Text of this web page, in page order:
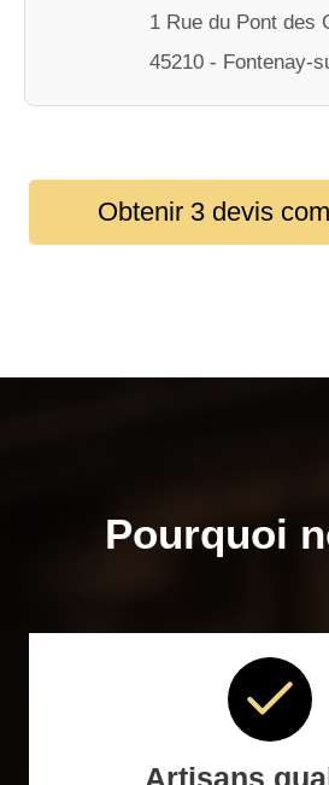
1 Rue du Pont des
45210 - Fontenay-
Obtenir 3 devis
Pourquoi
Artisans